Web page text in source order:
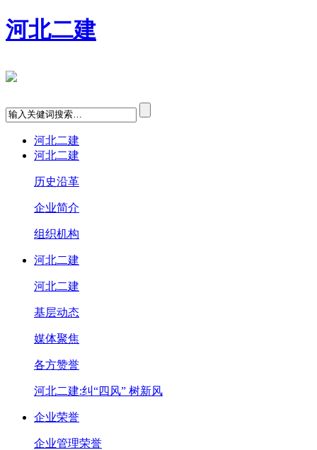
河北二建
河北二建
河北二建
历史沿革
企业简介
组织机构
河北二建
河北二建
基层动态
媒体聚焦
各方赞誉
河北二建:纠“四风” 树新风
企业荣誉
企业管理荣誉